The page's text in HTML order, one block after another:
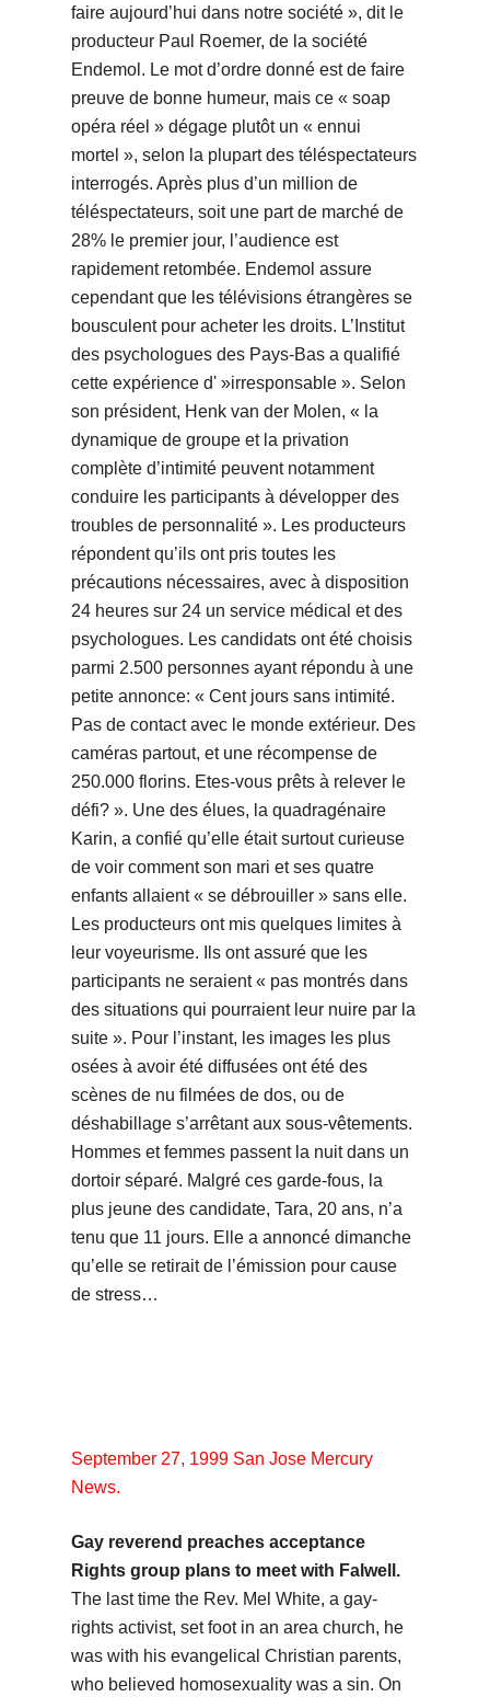
faire aujourd’hui dans notre société », dit le
producteur Paul Roemer, de la société
Endemol. Le mot d’ordre donné est de faire
preuve de bonne humeur, mais ce « soap
opéra réel » dégage plutôt un « ennui
mortel », selon la plupart des téléspectateurs
interrogés. Après plus d’un million de
téléspectateurs, soit une part de marché de
28% le premier jour, l’audience est
rapidement retombée. Endemol assure
cependant que les télévisions étrangères se
bousculent pour acheter les droits. L’Institut
des psychologues des Pays-Bas a qualifié
cette expérience d' »irresponsable ». Selon
son président, Henk van der Molen, « la
dynamique de groupe et la privation
complète d’intimité peuvent notamment
conduire les participants à développer des
troubles de personnalité ». Les producteurs
répondent qu’ils ont pris toutes les
précautions nécessaires, avec à disposition
24 heures sur 24 un service médical et des
psychologues. Les candidats ont été choisis
parmi 2.500 personnes ayant répondu à une
petite annonce: « Cent jours sans intimité.
Pas de contact avec le monde extérieur. Des
caméras partout, et une récompense de
250.000 florins. Etes-vous prêts à relever le
défi? ». Une des élues, la quadragénaire
Karin, a confié qu’elle était surtout curieuse
de voir comment son mari et ses quatre
enfants allaient « se débrouiller » sans elle.
Les producteurs ont mis quelques limites à
leur voyeurisme. Ils ont assuré que les
participants ne seraient « pas montrés dans
des situations qui pourraient leur nuire par la
suite ». Pour l’instant, les images les plus
osées à avoir été diffusées ont été des
scènes de nu filmées de dos, ou de
déshabillage s’arrêtant aux sous-vêtements.
Hommes et femmes passent la nuit dans un
dortoir séparé. Malgré ces garde-fous, la
plus jeune des candidate, Tara, 20 ans, n’a
tenu que 11 jours. Elle a annoncé dimanche
qu’elle se retirait de l’émission pour cause
de stress…
September 27, 1999 San Jose Mercury
News.
Gay reverend preaches acceptance
Rights group plans to meet with Falwell.
The last time the Rev. Mel White, a gay-
rights activist, set foot in an area church, he
was with his evangelical Christian parents,
who believed homosexuality was a sin. On